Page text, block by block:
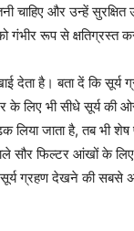
चाहिए और उन्हें
गंभीर रूप से क्षतिग्रस्त
देता है। बता दें कि
के लिए भी सीधे सूर्य
लिया जाता है, तब
सौर फिल्टर आंखों के
ग्रहण देखने की सबसे